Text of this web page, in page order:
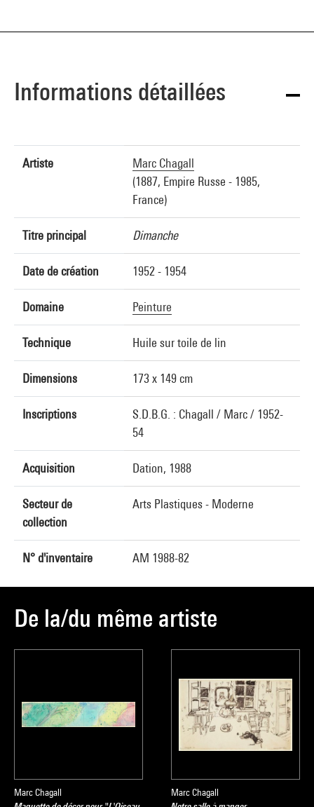
Informations détaillées
Artiste
Marc Chagall
(1887, Empire Russe - 1985,
France)
Titre principal Dimanche
Date de création 1952 - 1954
Domaine Peinture
Technique Huile sur toile de lin
Dimensions 173 x 149 cm
Inscriptions
S.D.B.G. : Chagall / Marc / 1952-
54
Acquisition Dation, 1988
Secteur de
collection
Arts Plastiques - Moderne
N° d'inventaire AM 1988-82
De la/du même artiste
Marc Chagall
Marc Chagall